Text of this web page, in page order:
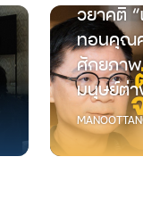
วยาคติ
ทอนคุณ
ศักยภา
มนุษย์ต่า